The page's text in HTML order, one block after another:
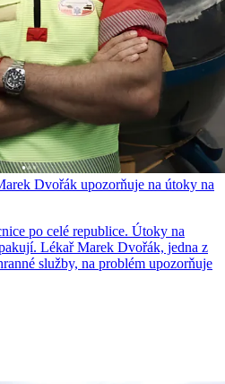
Dvořák upozorňuje na útoky na
po celé republice. Útoky na
Lékař Marek Dvořák, jedna z
služby, na problém upozorňuje